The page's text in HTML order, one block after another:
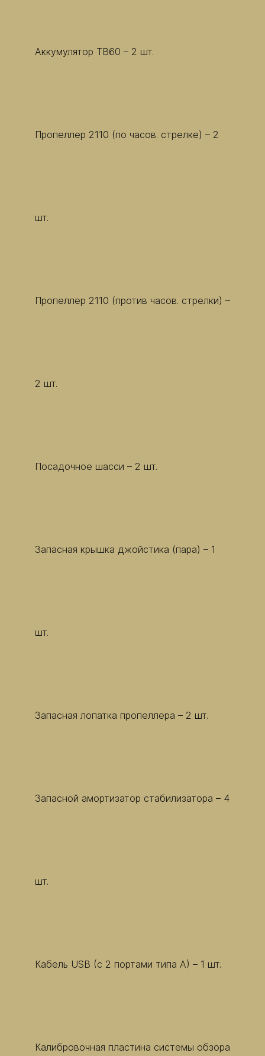
Аккумулятор TB60 – 2 шт.
Пропеллер 2110 (по часов. стрелке) – 2
шт.
Пропеллер 2110 (против часов. стрелки) –
2 шт.
Посадочное шасси – 2 шт.
Запасная крышка джойстика (пара) – 1
шт.
Запасная лопатка пропеллера – 2 шт.
Запасной амортизатор стабилизатора – 4
шт.
Кабель USB (с 2 портами типа A) – 1 шт.
Калибровочная пластина системы обзора